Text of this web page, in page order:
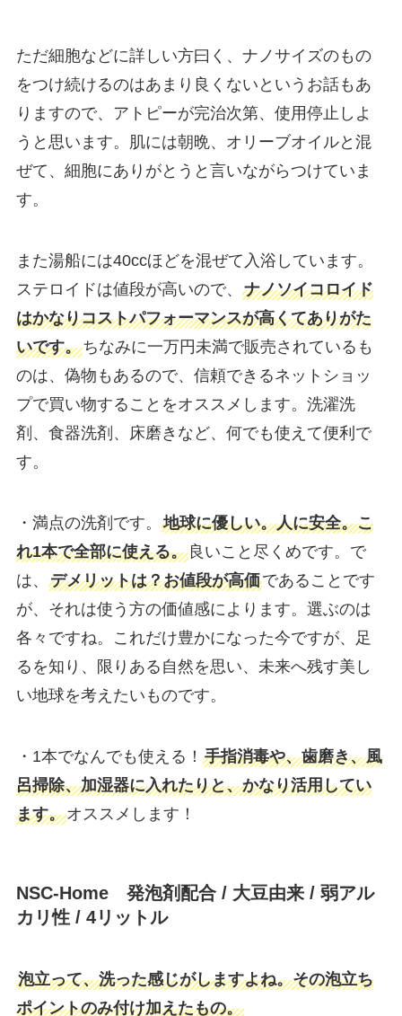
ただ細胞などに詳しい方曰く、ナノサイズのもの
をつけ続けるのはあまり良くないというお話もあ
りますので、アトピーが完治次第、使用停止しよ
うと思います。肌には朝晩、オリーブオイルと混
ぜて、細胞にありがとうと言いながらつけていま
す。
また湯船には40ccほどを混ぜて入浴しています。
ステロイドは値段が高いので、 ナノソイコロイド
はかなりコストパフォーマンスが高くてありがた
いです。ちなみに一万円未満で販売されているも
のは、偽物もあるので、信頼できるネットショッ
プで買い物することをオススメします。洗濯洗
剤、食器洗剤、床磨きなど、何でも使えて便利で
す。
・満点の洗剤です。 地球に優しい。人に安全。こ
れ1本で全部に使える。良いこと尽くめです。で
は、 デメリットは？お値段が高価であることです
が、それは使う方の価値感によります。選ぶのは
各々ですね。これだけ豊かになった今ですが、足
るを知り、限りある自然を思い、未来へ残す美し
い地球を考えたいものです。
・1本でなんでも使える！ 手指消毒や、歯磨き、風
呂掃除、加湿器に入れたりと、かなり活用してい
ます。オススメします！
NSC-Home 発泡剤配合 / 大豆由来 / 弱アル
カリ性 / 4リットル
泡立って、洗った感じがしますよね。その泡立ち
ポイントのみ付け加えたもの。